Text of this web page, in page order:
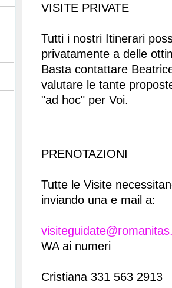
VISITE PRIVATE
Tutti i nostri Itinerari
privatamente a delle
Basta contattare
valutare le tante
"ad hoc" per Voi.
PRENOTAZIONI
Tutte le Visite
inviando una e mail a:
WA ai numeri
Cristiana 331 563 2913